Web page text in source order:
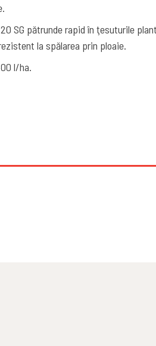
SG pătrunde rapid în ţesuturile
la spălarea prin ploaie.
l/ha.